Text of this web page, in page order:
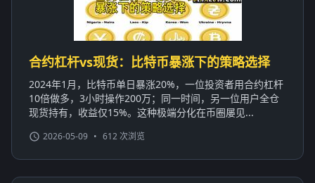
合约杠杆vs现货：比特币暴涨下的策略选择
2024年1月，比特币单日暴涨20%，一位投资者用合约杠杆
10倍做多，3小时操作200万；同一时间，另一位用户全仓
现货持有，收益仅15%。这种极端分化在币圈屡见...
2026-05-09 • 612 次浏览